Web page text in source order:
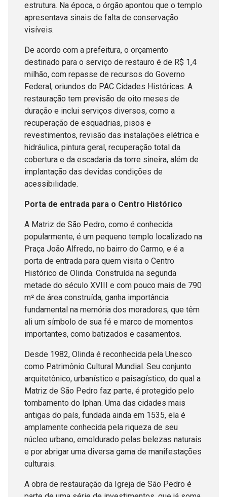
estrutura. Na época, o órgão apontou que o templo
apresentava sinais de falta de conservação
visíveis.
De acordo com a prefeitura, o orçamento
destinado para o serviço de restauro é de R$ 1,4
milhão, com repasse de recursos do Governo
Federal, oriundos do PAC Cidades Históricas. A
restauração tem previsão de oito meses de
duração e inclui serviços diversos, como a
recuperação de esquadrias, pisos e
revestimentos, revisão das instalações elétrica e
hidráulica, pintura geral, recuperação total da
cobertura e da escadaria da torre sineira, além de
implantação das devidas condições de
acessibilidade.
Porta de entrada para o Centro Histórico
A Matriz de São Pedro, como é conhecida
popularmente, é um pequeno templo localizado na
Praça João Alfredo, no bairro do Carmo, e é a
porta de entrada para quem visita o Centro
Histórico de Olinda. Construída na segunda
metade do século XVIII e com pouco mais de 790
m² de área construída, ganha importância
fundamental na memória dos moradores, que têm
ali um símbolo de sua fé e marco de momentos
importantes, como batizados e casamentos.
Desde 1982, Olinda é reconhecida pela Unesco
como Patrimônio Cultural Mundial. Seu conjunto
arquitetônico, urbanístico e paisagístico, do qual a
Matriz de São Pedro faz parte, é protegido pelo
tombamento do Iphan. Uma das cidades mais
antigas do país, fundada ainda em 1535, ela é
amplamente conhecida pela riqueza de seu
núcleo urbano, emoldurado pelas belezas naturais
e por abrigar uma diversa gama de manifestações
culturais.
A obra de restauração da Igreja de São Pedro é